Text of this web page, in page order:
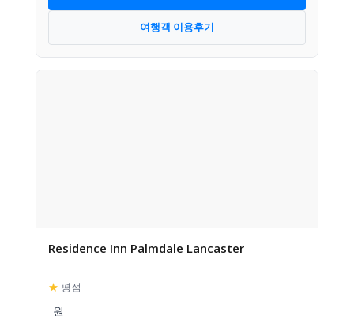
여행객 이용후기
Residence Inn Palmdale Lancaster
★ 평점 –